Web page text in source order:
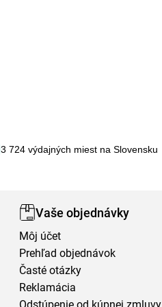
3 724 výdajných miest na Slovensku
Vaše objednávky
Môj účet
Prehľad objednávok
Časté otázky
Reklamácia